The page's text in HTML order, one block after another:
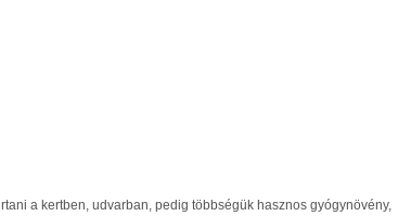
a kertben, udvarban, pedig többségük hasznos gyógynövény,